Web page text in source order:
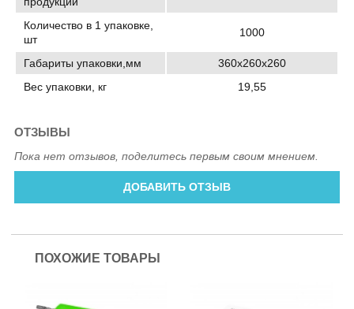
Количество в 1 упаковке,
шт
1000
Габариты упаковки,мм
360х260х260
Вес упаковки, кг
19,55
ОТЗЫВЫ
Пока нет отзывов, поделитесь первым своим мнением.
ДОБАВИТЬ ОТЗЫВ
ПОХОЖИЕ ТОВАРЫ